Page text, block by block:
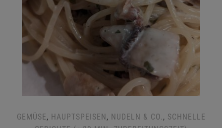
GEMÜSE, HAUPTSPEISEN, NUDELN & CO., SCHNELLE